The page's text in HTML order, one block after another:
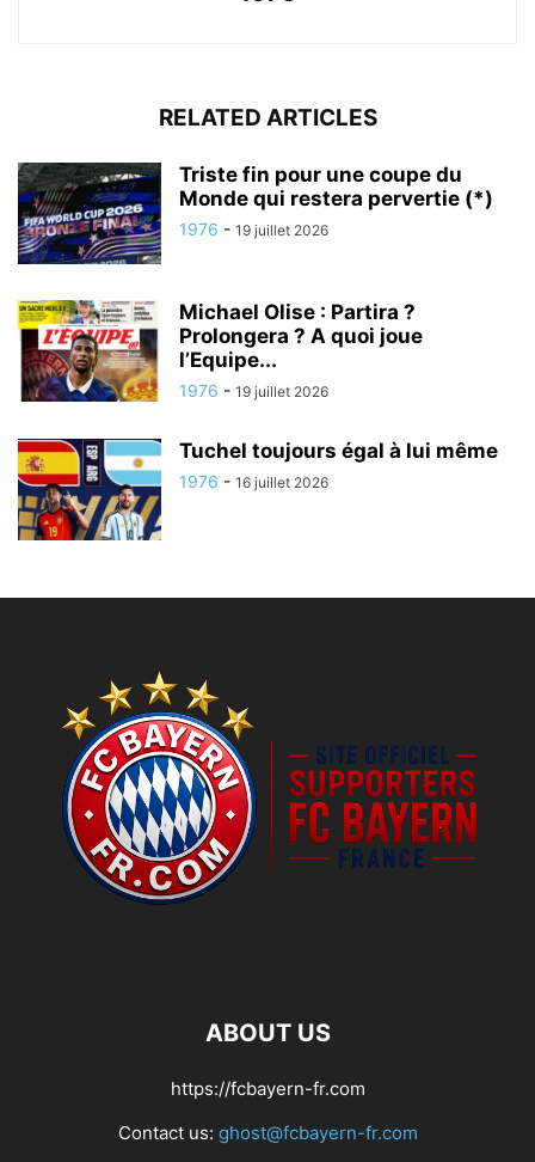
RELATED ARTICLES
Triste fin pour une coupe du
Monde qui restera pervertie (*)
1976 - 19 juillet 2026
Michael Olise : Partira ?
Prolongera ? A quoi joue
l’Equipe...
1976 - 19 juillet 2026
Tuchel toujours égal à lui même
1976 - 16 juillet 2026
ABOUT US
https://fcbayern-fr.com
Contact us: ghost@fcbayern-fr.com